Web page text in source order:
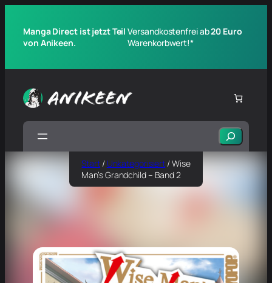
Manga Direct ist jetzt Teil
von Anikeen.
Versandkostenfrei ab20 Euro
Warenkorbwert!*
Suchen
Start/ Unkategorisiert / Wise
Man’s Grandchild – Band 2